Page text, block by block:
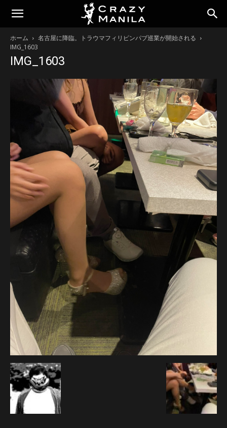
ホーム
名古屋に降臨。トラウマフィリピンパブ巡業が開始される
IMG_1603
IMG_1603